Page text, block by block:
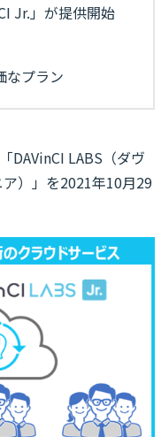
Jr.」が提供開始
なプラン
DAVinCI LABS（ダヴ
）」を2021年10月29